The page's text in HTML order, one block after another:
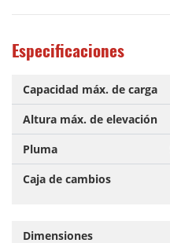
Especificaciones
Capacidad máx. de carga
Altura máx. de elevación
Pluma
Caja de cambios
Dimensiones